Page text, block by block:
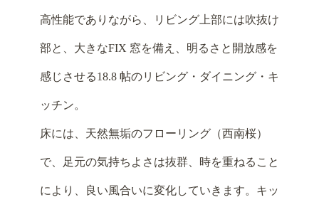
高性能でありながら、リビング上部には吹抜け
部と、大きなFIX 窓を備え、明るさと開放感を
感じさせる18.8 帖のリビング・ダイニング・キ
ッチン。
床には、天然無垢のフローリング（西南桜）
で、足元の気持ちよさは抜群、時を重ねること
により、良い風合いに変化していきます。キッ